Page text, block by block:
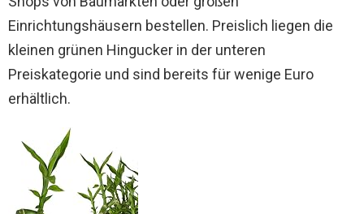
Einrichtungshäusern bestellen. Preislich liegen die
kleinen grünen Hingucker in der unteren
Preiskategorie und sind bereits für wenige Euro
erhältlich.